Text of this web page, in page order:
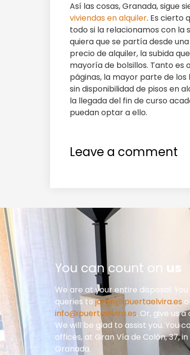
Así las cosas, Granada, sigue
viviendas en alquiler. Es cierto
todo si la relacionamos con la
quiera que se partía desde
precio de alquiler, la subida
mayoría de bolsillos. Tanto es
páginas, la mayor parte de
sin disponibilidad de pisos en
la llegada del fin de curso
puedan optar a ello.
Leave a comment
You can count on us
We are at your entire disposal.
queries tojorge@ipuertaelvira.es
info@ipuertaelvira.es. Or, give us
We will be glad to assist you. You
offices, at Gran Vía de Colón, 37,
Granada.